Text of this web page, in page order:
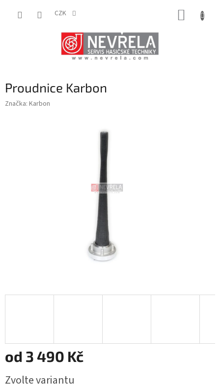
CZK
Proudnice Karbon
Značka: Karbon
od 3 490 Kč
cena:
Zvolte variantu